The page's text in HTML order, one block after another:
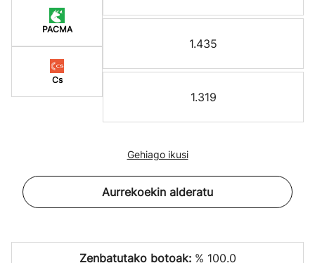
PACMA
Cs
1.435
1.319
Gehiago ikusi
Aurrekoekin alderatu
Zenbatutako botoak: % 100.0